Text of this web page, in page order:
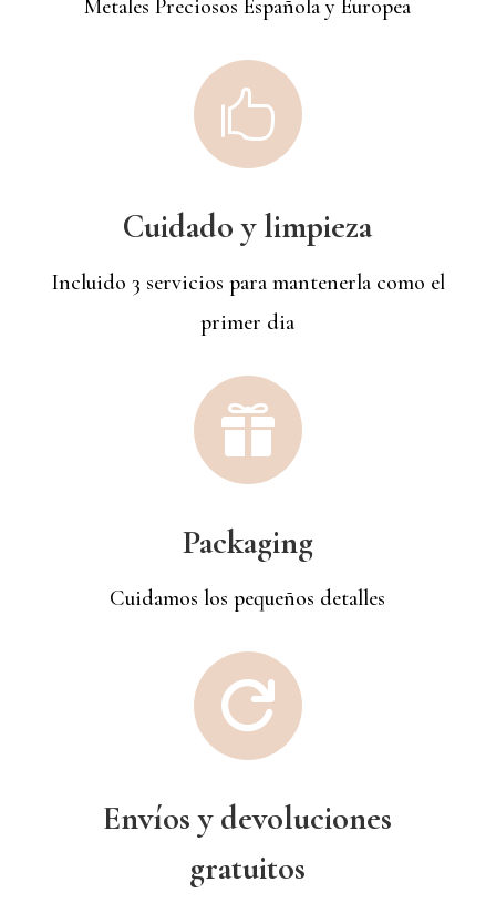
Metales Preciosos Española y Europea

Cuidado y limpieza
Incluido 3 servicios para mantenerla como el
primer dia

Packaging
Cuidamos los pequeños detalles

Envíos y devoluciones
gratuitos